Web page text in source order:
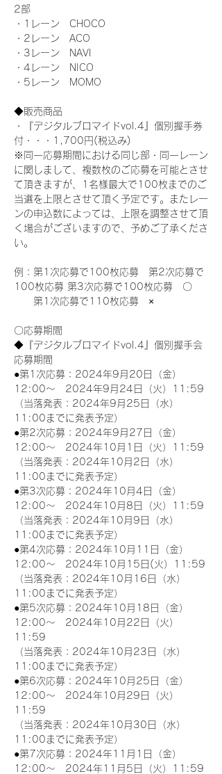
2部
・1レーン　CHOCO
・2レーン　ACO
・3レーン　NAVI
・4レーン　NICO
・5レーン　MOMO
◆販売商品
・『デジタルブロマイドvol.4』個別握手券
付・・・1,700円(税込み)
※同一応募期間における同じ部・同一レーン
に関しまして、複数枚のご応募を可能とさせ
て頂きますが、1名様最大で100枚までのご
当選を上限とさせて頂く予定です。またレー
ンの申込数によっては、上限を調整させて頂
く場合がございますので、予めご了承くださ
い。
例：第1次応募で100枚応募　第2次応募で
100枚応募 第3次応募で100枚応募　〇
第1次応募で110枚応募　×
〇応募期間
◆『デジタルブロマイドvol.4』個別握手会
応募期間
●第1次応募：2024年9月20日（金）
12:00～　2024年9月24日（火）11:59
（当落発表：2024年9月25日（水）
11:00までに発表予定）
●第2次応募：2024年9月27日（金）
12:00～　2024年10月1日（火）11:59
（当落発表：2024年10月2日（水）
11:00までに発表予定）
●第3次応募：2024年10月4日（金）
12:00～　2024年10月8日（火）11:59
（当落発表：2024年10月9日（水）
11:00までに発表予定）
●第4次応募：2024年10月11日（金）
12:00～　2024年10月15日(火）11:59
（当落発表：2024年10月16日（水）
11:00までに発表予定）
●第5次応募：2024年10月18日（金）
12:00～　2024年10月22日（火）
11:59
（当落発表：2024年10月23日（水）
11:00までに発表予定）
●第6次応募：2024年10月25日（金）
12:00～　2024年10月29日（火）
11:59
（当落発表：2024年10月30日（水）
11:00までに発表予定）
●第7次応募：2024年11月1日（金）
12:00～　2024年11月5日（火）11:59